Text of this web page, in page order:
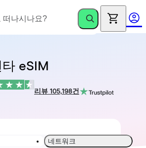
eSIM
리뷰 105,198건
네트워크